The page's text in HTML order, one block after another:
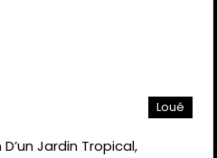
Loué
Jardin Tropical,